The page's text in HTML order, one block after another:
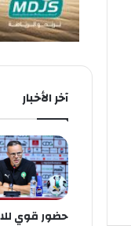
آخر الأخبار
حضور قوي